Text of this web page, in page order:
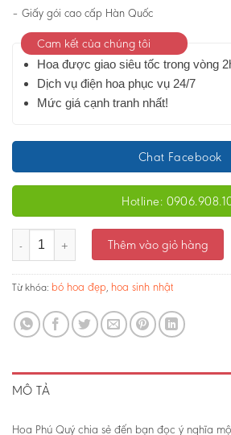
– Giấy gói cao cấp Hàn Quốc
Cam kết của chúng tôi
Hoa được giao siêu tốc trong vòng
Dịch vụ điện hoa phục vụ 24/7
Mức giá cạnh tranh nhất!
Chat Facebook
Hotline:
Bó hoa - Tình yêu màu hồng - Ms:2353 số lượng
Thêm vào giỏ hàng
Từ khóa: bó hoa đẹp, hoa sinh nhật
MÔ TẢ
Hoa Phú Quý chia sẻ đến bạn đọc ý nghĩa